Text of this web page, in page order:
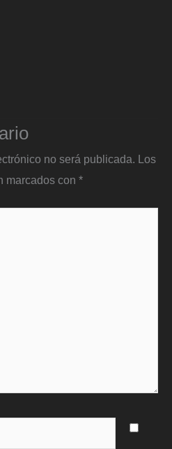
no será publicada. Los
marcados con *